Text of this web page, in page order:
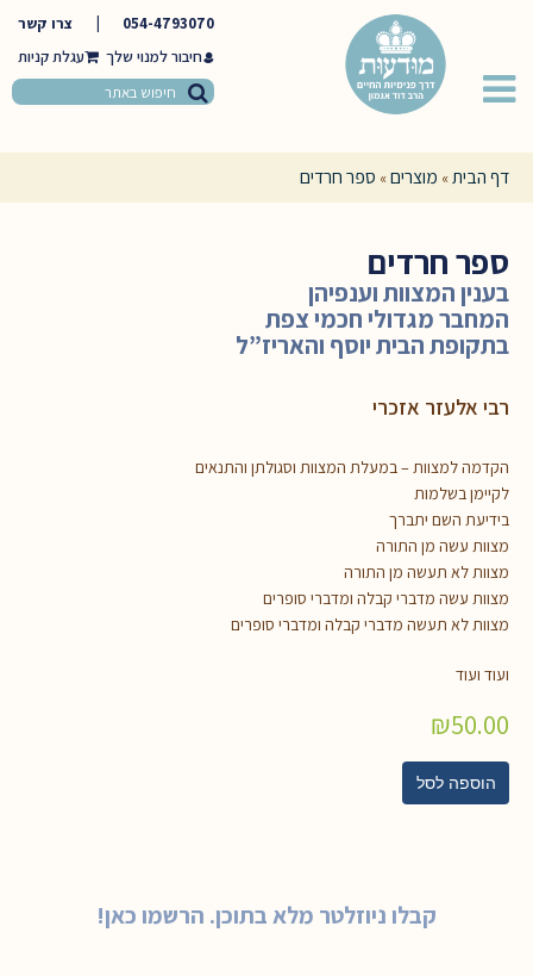
054-4793070
צרו קשר
חיבור למנוי שלך
דף הבית» מוצרים» ספר חרדים
ספר חרדים
בענין המצוות וענפיהן
המחבר מגדולי חכמי צפת
בתקופת הבית יוסף והאריז”ל
רבי אלעזר אזכרי
הקדמה למצוות – במעלת המצוות וסגולתן והתנאים
לקיימן בשלמות
בידיעת השם יתברך
מצוות עשה מן התורה
מצוות לא תעשה מן התורה
מצוות עשה מדברי קבלה ומדברי סופרים
מצוות לא תעשה מדברי קבלה ומדברי סופרים
ועוד ועוד
₪50.00
הוספה לסל
קבלו ניוזלטר מלא בתוכן. הרשמו כאן!